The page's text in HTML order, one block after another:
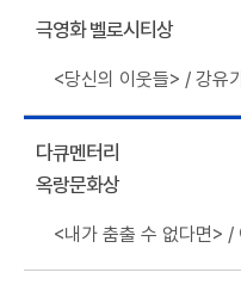
극영화 벨로시티상
<당신의 이웃들> / 강유
다큐멘터리
옥랑문화상
<내가 춤출 수 없다면> /